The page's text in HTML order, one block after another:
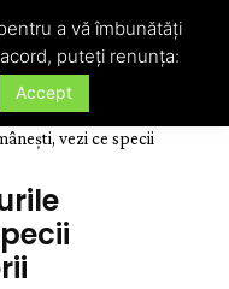
vezi ce specii
a vă îmbunătăți
puteți renunța:
Accept